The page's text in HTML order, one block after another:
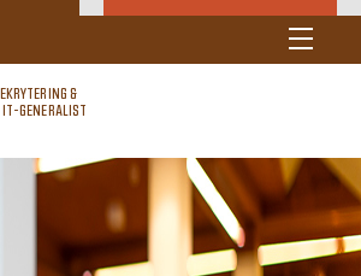
&
IT-GENERALIST